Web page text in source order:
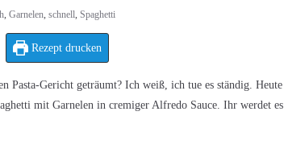
, Garnelen, schnell, Spaghetti
Rezept drucken
Pasta-Gericht geträumt? Ich weiß, ich tue es ständig. Heute
mit Garnelen in cremiger Alfredo Sauce. Ihr werdet es